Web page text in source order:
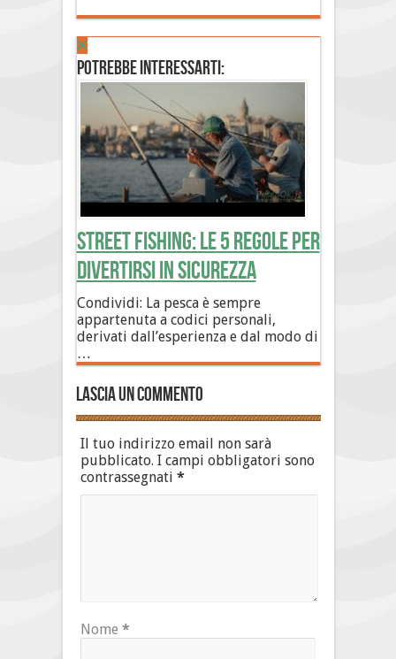
Potrebbe interessarti:
Street Fishing: le 5 regole per
divertirsi in sicurezza
Condividi: La pesca è sempre
appartenuta a codici personali,
derivati dall’esperienza e dal modo di
…
Lascia un commento
Il tuo indirizzo email non sarà
pubblicato. I campi obbligatori sono
contrassegnati *
Nome *